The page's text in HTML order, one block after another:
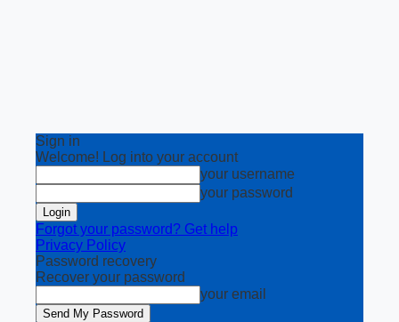
Sign in
Welcome! Log into your account
your username
your password
Forgot your password? Get help
Privacy Policy
Password recovery
Recover your password
your email